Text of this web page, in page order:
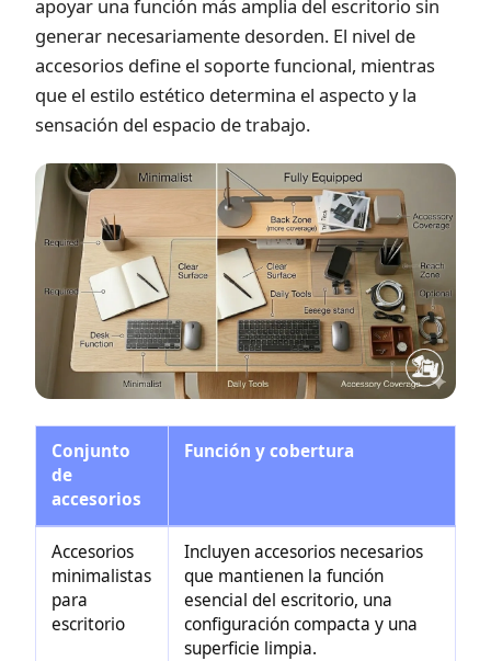
apoyar una función más amplia del escritorio sin
generar necesariamente desorden. El nivel de
accesorios define el soporte funcional, mientras
que el estilo estético determina el aspecto y la
sensación del espacio de trabajo.
Conjunto
de
accesorios
Función y cobertura
Accesorios
minimalistas
para
escritorio
Incluyen accesorios necesarios
que mantienen la función
esencial del escritorio, una
configuración compacta y una
superficie limpia.